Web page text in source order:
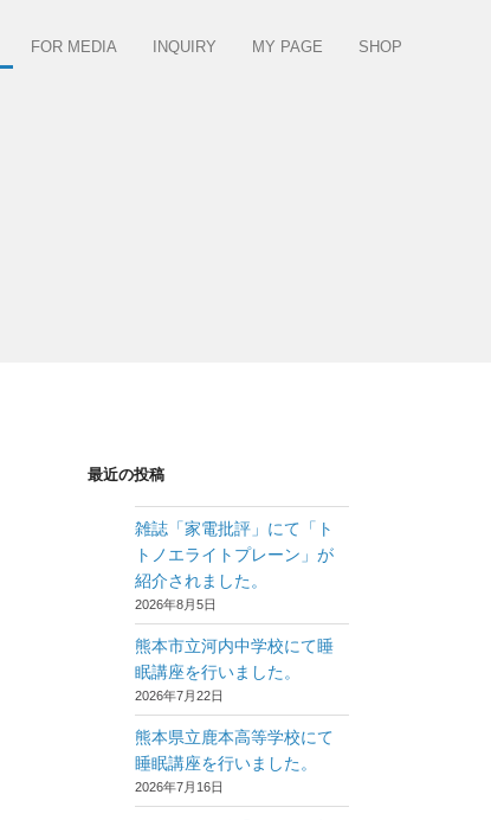
FOR MEDIA INQUIRY MY PAGE SHOP
最近の投稿
雑誌「家電批評」にて「ト
トノエライトプレーン」が
紹介されました。
2026年8月5日
熊本市立河内中学校にて睡
眠講座を行いました。
2026年7月22日
熊本県立鹿本高等学校にて
睡眠講座を行いました。
2026年7月16日